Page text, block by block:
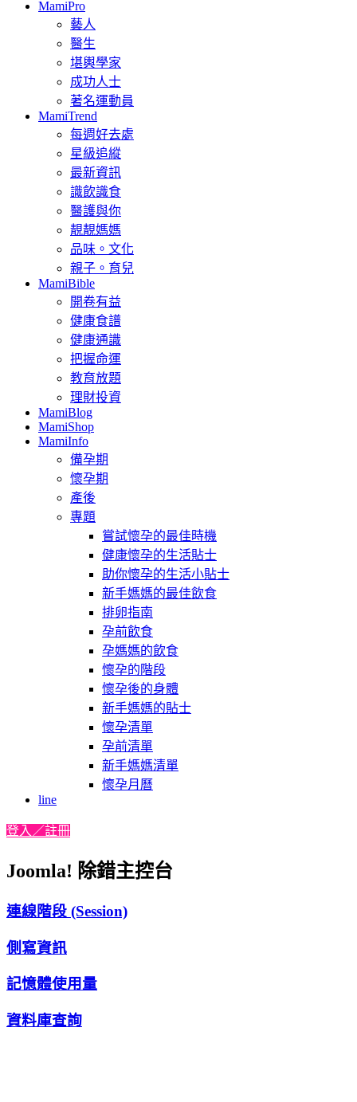
MamiPro
藝人
醫生
堪輿學家
成功人士
著名運動員
MamiTrend
每週好去處
星級追縱
最新資訊
識飲識食
醫護與你
靚靚媽媽
品味。文化
親子。育兒
MamiBible
開卷有益
健康食譜
健康通識
把握命運
教育放題
理財投資
MamiBlog
MamiShop
MamiInfo
備孕期
懷孕期
產後
專題
嘗試懷孕的最佳時機
健康懷孕的生活貼士
助你懷孕的生活小貼士
新手媽媽的最佳飲食
排卵指南
孕前飲食
孕媽媽的飲食
懷孕的階段
懷孕後的身體
新手媽媽的貼士
懷孕清單
孕前清單
新手媽媽清單
懷孕月曆
line
登入／註冊
Joomla! 除錯主控台
連線階段 (Session)
側寫資訊
記憶體使用量
資料庫查詢